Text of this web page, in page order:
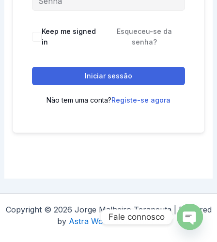
Keep me signed
in
Esqueceu-se da
senha?
Iniciar sessão
Não tem uma conta?Registe-se agora
Copyright © 2026 Jorge Malheiro Terapeuta | Powered
by Astra WordPress Theme
Fale connosco